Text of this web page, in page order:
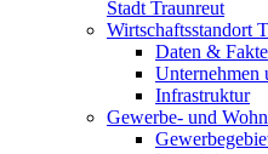
Stadt Traunreut
Wirtschaftsstandort
Daten &
Unternehmen
Infrastruktur
Gewerbe- und